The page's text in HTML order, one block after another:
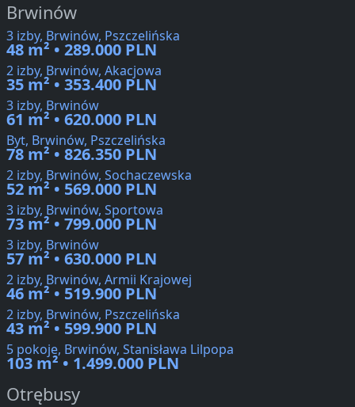
Brwinów
3 izby, Brwinów, Pszczelińska
48 m² • 289.000 PLN
2 izby, Brwinów, Akacjowa
35 m² • 353.400 PLN
3 izby, Brwinów
61 m² • 620.000 PLN
Byt, Brwinów, Pszczelińska
78 m² • 826.350 PLN
2 izby, Brwinów, Sochaczewska
52 m² • 569.000 PLN
3 izby, Brwinów, Sportowa
73 m² • 799.000 PLN
3 izby, Brwinów
57 m² • 630.000 PLN
2 izby, Brwinów, Armii Krajowej
46 m² • 519.900 PLN
2 izby, Brwinów, Pszczelińska
43 m² • 599.900 PLN
5 pokoje, Brwinów, Stanisława Lilpopa
103 m² • 1.499.000 PLN
Otrębusy